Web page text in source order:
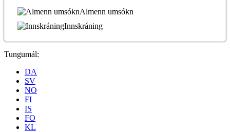
Almenn umsókn
Innskráning
Tungumál:
DA
SV
NO
FI
IS
FO
KL